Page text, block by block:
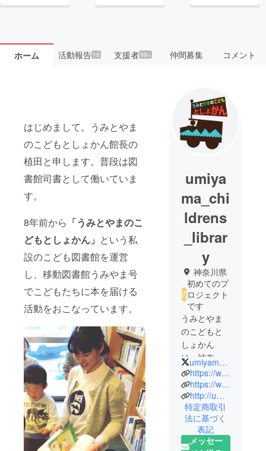
ホーム 活動報告15 支援者99+ 仲間募集 コメント
はじめまして。うみとやま
のこどもとしょかん館長の
植田と申します。普段は図
書館司書として働いていま
す。
8年前から 「うみとやまのこ
どもとしょかん」 という私
設のこども図書館を運営
し、移動図書館うみやま号
でこどもたちに本を届ける
活動をおこなっています。
umiya
ma_chi
ldrens
_librar
y
神奈川県
初めてのプ
ロジェクト
です
うみとやま
のこどもと
しょかん
は、神奈川
県三浦郡葉
山町を拠点
としてこど
もたちに本
を届ける活
動をしてい
るボラン
umiyama_library
https://www.facebook.com/umiyama.cl
https://www.instagram.com/umiyama.cl/
http://um.telacoya921.com
特定商取引
法に基づく
表記
メッセー